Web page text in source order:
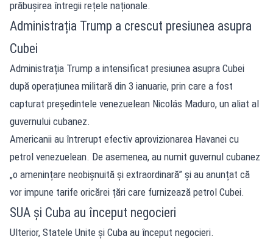
prăbușirea întregii rețele naționale.
Administrația Trump a crescut presiunea asupra
Cubei
Administrația Trump a intensificat presiunea asupra Cubei
după operațiunea militară din 3 ianuarie, prin care a fost
capturat președintele venezuelean Nicolás Maduro, un aliat al
guvernului cubanez.
Americanii au întrerupt efectiv aprovizionarea Havanei cu
petrol venezuelean. De asemenea, au numit guvernul cubanez
„o amenințare neobișnuită și extraordinară” și au anunțat că
vor impune tarife oricărei țări care furnizează petrol Cubei.
SUA și Cuba au început negocieri
Ulterior, Statele Unite și Cuba au început negocieri.